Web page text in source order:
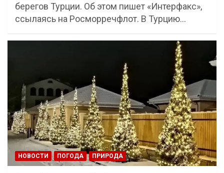
берегов Турции. Об этом пишет «Интерфакс»,
ссылаясь на Росморречфлот. В Турцию…
НОВОСТИ ПОГОДА ПРИРОДА